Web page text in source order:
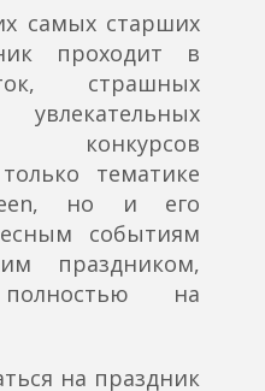
самых старших
проходит в
страшных
конкурсов
тематике
но и его
событиям
праздником,
на
на праздник